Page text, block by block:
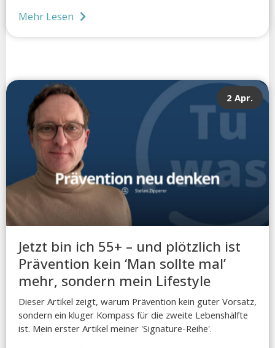
Mehr Lesen
2 Apr.
Jetzt bin ich 55+ – und plötzlich ist
Prävention kein ‘Man sollte mal’
mehr, sondern mein Lifestyle
Dieser Artikel zeigt, warum Prävention kein guter Vorsatz,
sondern ein kluger Kompass für die zweite Lebenshälfte
ist. Mein erster Artikel meiner 'Signature-Reihe'.